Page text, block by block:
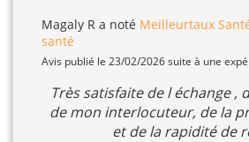
Magaly R a noté Meilleurtaux
santé
Avis publié le 23/02/2026 suite à une
Très satisfaite de l échange ,
de mon interlocuteur, de la
et de la rapidité de